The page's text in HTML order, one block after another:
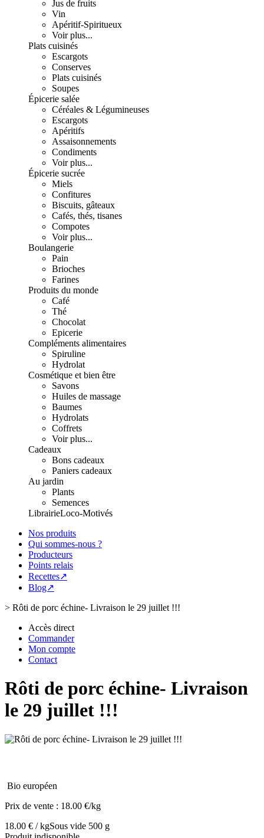
Jus de fruits
Vin
Apéritif-Spiritueux
Voir plus...
Plats cuisinés
Escargots
Conserves
Plats cuisinés
Soupes
Épicerie salée
Céréales & Légumineuses
Escargots
Apéritifs
Assaisonnements
Condiments
Voir plus...
Épicerie sucrée
Miels
Confitures
Biscuits, gâteaux
Cafés, thés, tisanes
Compotes
Voir plus...
Boulangerie
Pain
Brioches
Farines
Produits du monde
Café
Thé
Chocolat
Epicerie
Compléments alimentaires
Spiruline
Hydrolat
Cosmétique et bien être
Savons
Huiles de massage
Baumes
Hydrolats
Coffrets
Voir plus...
Cadeaux
Bons cadeaux
Paniers cadeaux
Au jardin
Plants
Semences
LibrairieLoco-Motivés
Nos produits
Qui sommes-nous ?
Producteurs
Points relais
Recettes↗
Blog↗
> Rôti de porc échine- Livraison le 29 juillet !!!
Accès direct
Commander
Mon compte
Contact
Rôti de porc échine- Livraison
le 29 juillet !!!
Bio européen
Prix de vente : 18.00 €/kg
18.00 € / kgSous vide 500 g